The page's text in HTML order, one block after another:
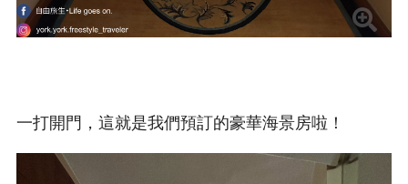
一打開門，這就是我們預訂的豪華海景房啦！